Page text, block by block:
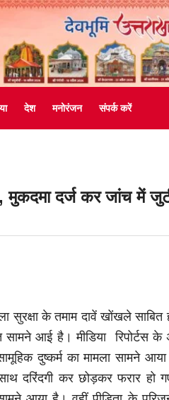
देश मनोरंजन संपर्क करें
मुकदमा दर्ज कर जांच में
सुरक्षा के तमाम दावें खोंखले साबित
सामने आई है। मीडिया रिपोर्टस
दुष्कर्म का मामला सामने
दरिंदगी कर छोड़कर फरार हो